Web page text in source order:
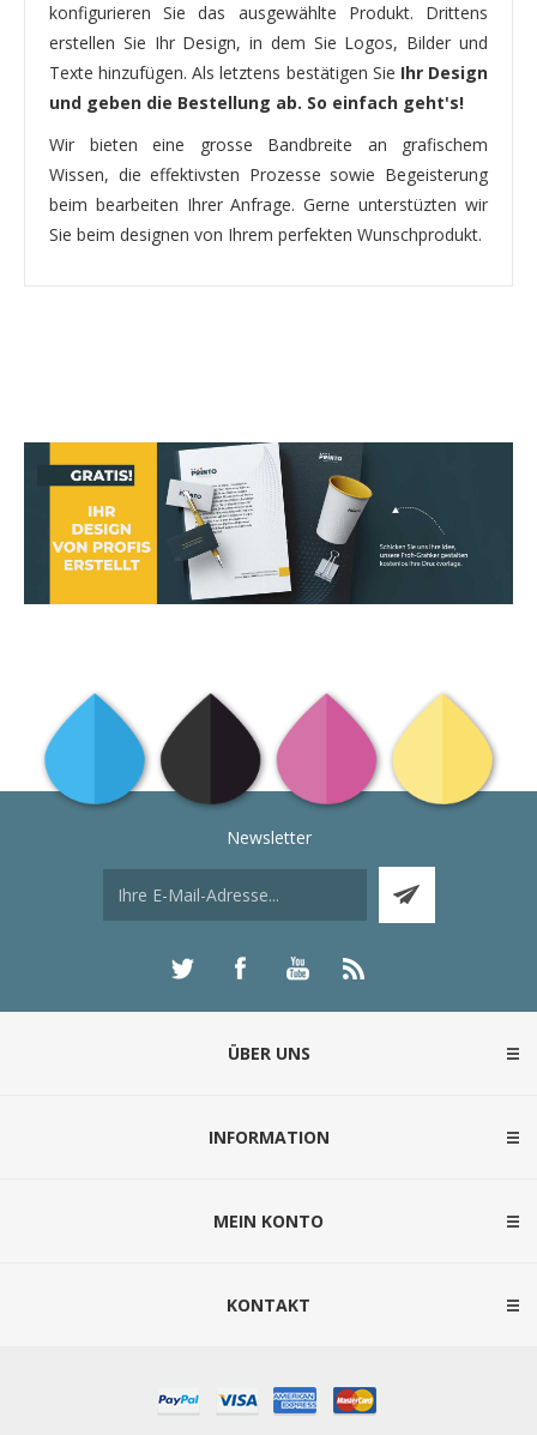
konfigurieren Sie das ausgewählte Produkt. Drittens
erstellen Sie Ihr Design, in dem Sie Logos, Bilder und
Texte hinzufügen. Als letztens bestätigen Sie Ihr Design
und geben die Bestellung ab. So einfach geht's!
Wir bieten eine grosse Bandbreite an grafischem
Wissen, die effektivsten Prozesse sowie Begeisterung
beim bearbeiten Ihrer Anfrage. Gerne unterstüzten wir
Sie beim designen von Ihrem perfekten Wunschprodukt.
Newsletter
ÜBER UNS
INFORMATION
MEIN KONTO
KONTAKT